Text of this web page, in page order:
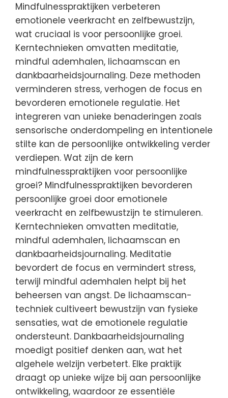
Mindfulnesspraktijken verbeteren
emotionele veerkracht en zelfbewustzijn,
wat cruciaal is voor persoonlijke groei.
Kerntechnieken omvatten meditatie,
mindful ademhalen, lichaamscan en
dankbaarheidsjournaling. Deze methoden
verminderen stress, verhogen de focus en
bevorderen emotionele regulatie. Het
integreren van unieke benaderingen zoals
sensorische onderdompeling en intentionele
stilte kan de persoonlijke ontwikkeling verder
verdiepen. Wat zijn de kern
mindfulnesspraktijken voor persoonlijke
groei? Mindfulnesspraktijken bevorderen
persoonlijke groei door emotionele
veerkracht en zelfbewustzijn te stimuleren.
Kerntechnieken omvatten meditatie,
mindful ademhalen, lichaamscan en
dankbaarheidsjournaling. Meditatie
bevordert de focus en vermindert stress,
terwijl mindful ademhalen helpt bij het
beheersen van angst. De lichaamscan-
techniek cultiveert bewustzijn van fysieke
sensaties, wat de emotionele regulatie
ondersteunt. Dankbaarheidsjournaling
moedigt positief denken aan, wat het
algehele welzijn verbetert. Elke praktijk
draagt op unieke wijze bij aan persoonlijke
ontwikkeling, waardoor ze essentiële